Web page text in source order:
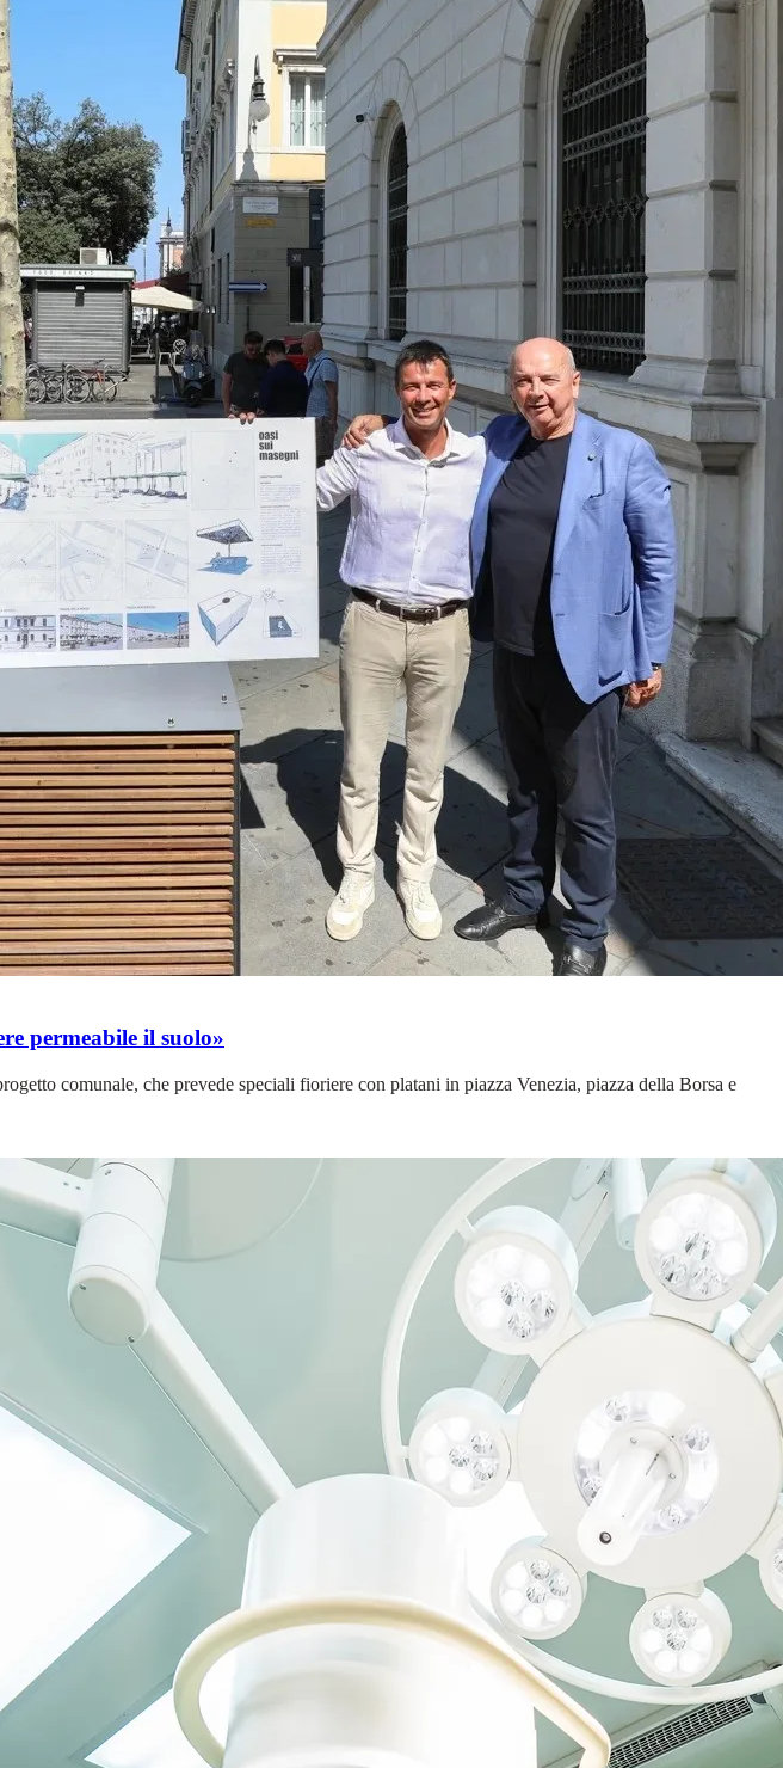
permeabile il suolo»
comunale, che prevede speciali fioriere con platani in piazza Venezia, piazza della Borsa e